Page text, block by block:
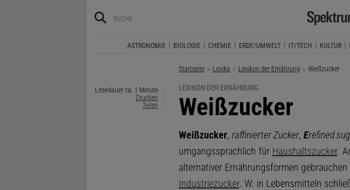
ASTRONOMIE BIOLOGIE CHEMIE ERDE/UMWELT IT/TECH KULTUR
Startseite Lexika Lexikon der Ernährung Aktuelle Seite:
Weißzucker
Lesedauer ca. 1 Minute
Drucken
Teilen
LEXIKON DER ERNÄHRUNG
:
Weißzucker
Weißzucker, raffinierter Zucker, Erefined
umgangssprachlich für Haushaltszucker.
alternativer Ernährungsformen
Industriezucker. W. in Lebensmitteln